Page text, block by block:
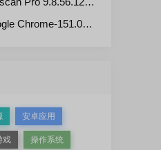
官方正式版+便携增强版
安卓应用
戏 操作系统